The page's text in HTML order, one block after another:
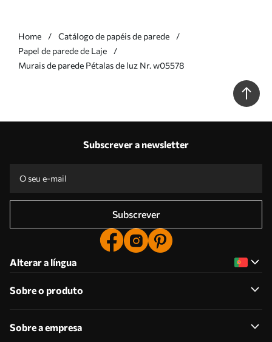
Home
Catálogo de papéis de parede
Papel de parede de Laje
Murais de parede Pétalas de luz Nr. w05578
Subscrever a newsletter
Subscrever
Alterar a língua
Sobre o produto
Sobre a empresa